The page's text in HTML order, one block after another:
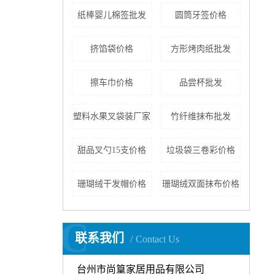
纸棒婴儿棉签批发 圆筒牙签价格
挤馅袋价格 方形烤肉纸批发
擦车巾价格 品尝杯批发
塑料水果叉袋装厂家 竹纤维抹布批发
甜品叉勺15支价格 垃圾袋三卷彩价格
珊瑚绒干发帽价格 珊瑚绒双面抹布价格
联系我们 Contact Us
C
台州市尚篁家居用品有限公司